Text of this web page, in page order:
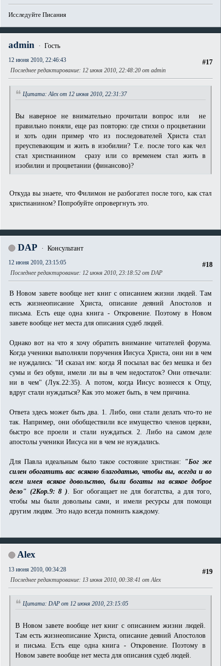
Исследуйте Писания
admin Гость
#17
12 июня 2010, 22:46:43
Последнее редактирование: 12 июня 2010, 22:48:20 от admin
Цитата: Alex от 12 июня 2010, 22:31:37
Вы наверное не внимательно прочитали вопрос или не
правильно поняли, еще раз повторю: где стихи о процветании
и хоть один пример что из последователей Христа стал
преуспевающим и жить в изобилии? Т.е. после того как чел
стал христианином сразу или со временем стал жить в
изобилии и процветании (финансово)?
Откуда вы знаете, что Филимон не разбогател после того, как стал
христианином? Попробуйте опровергнуть это.
DAP Консультант
#18
12 июня 2010, 23:15:05
Последнее редактирование: 12 июня 2010, 23:18:52 от DAP
В Новом завете вообще нет книг с описанием жизни людей. Там
есть жизнеописание Христа, описание деяний Апостолов и
письма. Есть еще одна книга - Откровение. Поэтому в Новом
завете вообще нет места для описания судеб людей.
Однако вот на что я хочу обратить внимание читателей форума.
Когда ученики выполняли поручения Иисуса Христа, они ни в чем
не нуждались: "И сказал им: когда Я посылал вас без мешка и без
сумы и без обуви, имели ли вы в чем недостаток? Они отвечали:
ни в чем" (Лук.22:35). А потом, когда Иисус вознесся к Отцу,
вдруг стали нуждаться? Как это может быть, в чем причина.
Ответа здесь может быть два. 1. Либо, они стали делать что-то не
так. Например, они обобществили все имущество членов церкви,
быстро все проели и стали нуждаться. 2. Либо на самом деле
апостолы ученики Иисуса ни в чем не нуждались.
Для Павла идеальным было такое состояние христиан:
"Бог же
силен обогатить вас всякою благодатью, чтобы вы, всегда и во
всем имея всякое довольство, были богаты на всякое доброе
дело" (2Кор.9: 8 ) . Бог обогащает не для богатства, а для того,
чтобы мы были довольны сами, и имели ресурсы для помощи
другим людям. Это надо всегда помнить каждому.
Alex
#19
13 июня 2010, 00:34:28
Последнее редактирование: 13 июня 2010, 00:38:41 от Alex
Цитата: DAP от 12 июня 2010, 23:15:05
В Новом завете вообще нет книг с описанием жизни людей.
Там есть жизнеописание Христа, описание деяний Апостолов
и письма. Есть еще одна книга - Откровение. Поэтому в
Новом завете вообще нет места для описания судеб людей.